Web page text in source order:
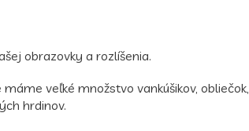
obrazovky a rozlíšenia.
máme veľké množstvo vankúšikov, obliečok,
hrdinov.